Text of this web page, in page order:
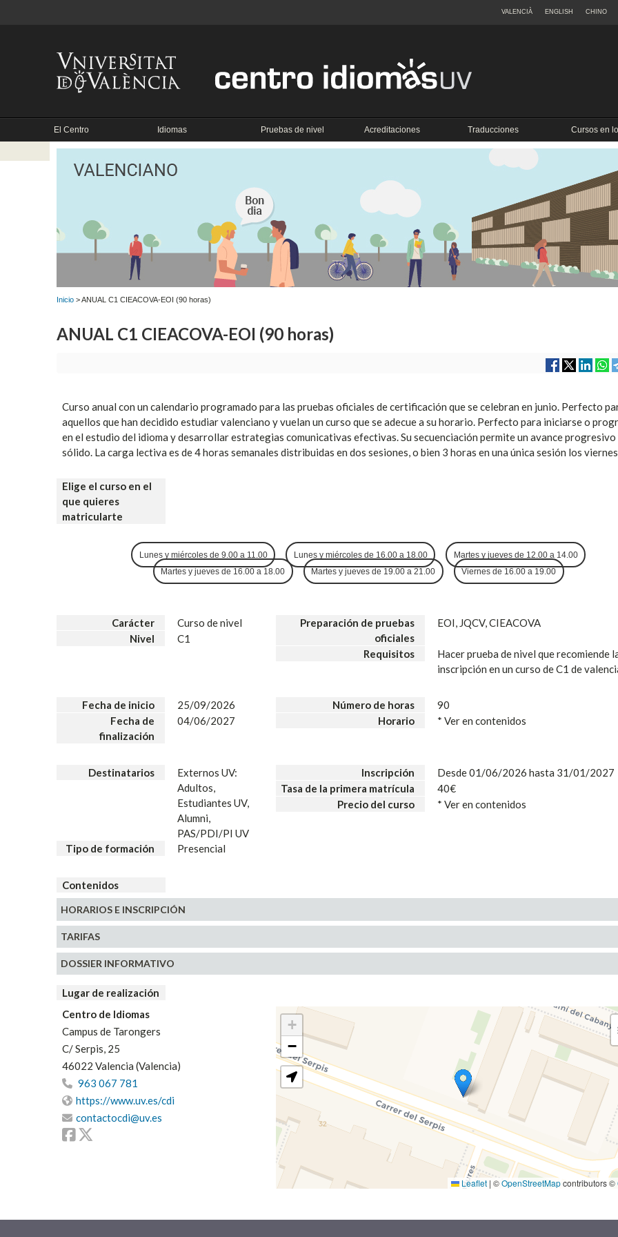
VALENCIÀ ENGLISH CHINO
El Centro Idiomas Pruebas de nivel Acreditaciones Traducciones Cursos en
Inicio > ANUAL C1 CIEACOVA-EOI (90 horas)
ANUAL C1 CIEACOVA-EOI (90 horas)
Curso anual con un calendario programado para las pruebas oficiales de certificación que se celebran en junio. Perfecto
aquellos que han decidido estudiar valenciano y vuelan un curso que se adecue a su horario. Perfecto para iniciarse o
en el estudio del idioma y desarrollar estrategias comunicativas efectivas. Su secuenciación permite un avance progresivo
sólido. La carga lectiva es de 4 horas semanales distribuidas en dos sesiones, o bien 3 horas en una única sesión los
Elige el curso en el
que quieres
matricularte
Lunes y miércoles de 9.00 a 11.00 Lunes y miércoles de 16.00 a 18.00
Martes y jueves de 12.00 a 14.00
Martes y jueves de 16.00 a 18.00
Martes y jueves de 19.00 a 21.00 Viernes de 16.00 a 19.00
Carácter
Curso de nivel
Nivel
C1
Preparación de pruebas
oficiales
EOI, JQCV, CIEACOVA
Requisitos
Hacer prueba de nivel que recomiende
inscripción en un curso de C1 de
Fecha de inicio
25/09/2026
Fecha de
finalización
04/06/2027
Número de horas
90
Horario
* Ver en contenidos
Destinatarios
Externos UV:
Adultos,
Estudiantes UV,
Alumni,
PAS/PDI/PI UV
Tipo de formación
Presencial
Inscripción
Desde 01/06/2026 hasta 31/01/2027
Tasa de la primera matrícula
40€
Precio del curso
* Ver en contenidos
Contenidos
HORARIOS EINSCRIPCIÓN
TARIFAS
DOSSIER INFORMATIVO
Lugar de realización
Centro de Idiomas
Campus de Tarongers
C/ Serpis, 25
46022 Valencia (Valencia)
963 067 781
https://www.uv.es/cdi
contactocdi@uv.es
Facebook
+
−
Leaflet | ©OpenStreetMapcontributors ©